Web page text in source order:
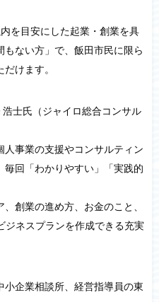
を目安にした起業・創業を具
ない方」で、飯田市民に限ら
けます。
士氏（ジャイロ総合コンサル
事業の支援やコンサルティン
回「わかりやすい」「実践的
創業の進め方、お金のこと、
ジネスプランを作成できる充実
企業相談所、経営指導員の東